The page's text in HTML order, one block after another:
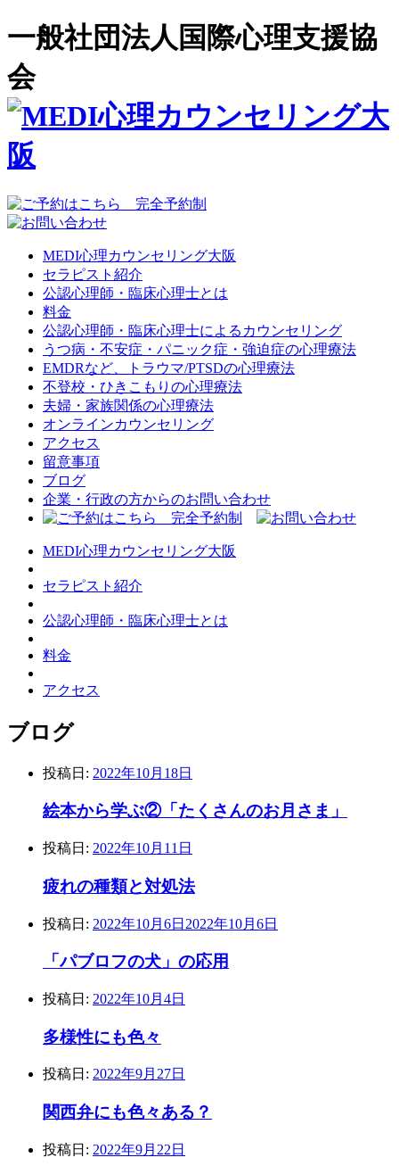
一般社団法人国際心理支援協
会
MEDI心理カウンセリング大阪
セラピスト紹介
公認心理師・臨床心理士とは
料金
公認心理師・臨床心理士によるカウンセリング
うつ病・不安症・パニック症・強迫症の心理療法
EMDRなど、トラウマ/PTSDの心理療法
不登校・ひきこもりの心理療法
夫婦・家族関係の心理療法
オンラインカウンセリング
アクセス
留意事項
ブログ
企業・行政の方からのお問い合わせ
MEDI心理カウンセリング大阪
セラピスト紹介
公認心理師・臨床心理士とは
料金
アクセス
ブログ
投稿日: 2022年10月18日
絵本から学ぶ②「たくさんのお月さま」
投稿日: 2022年10月11日
疲れの種類と対処法
投稿日: 2022年10月6日 2022年10月6日
「パブロフの犬」の応用
投稿日: 2022年10月4日
多様性にも色々
投稿日: 2022年9月27日
関西弁にも色々ある？
投稿日: 2022年9月22日